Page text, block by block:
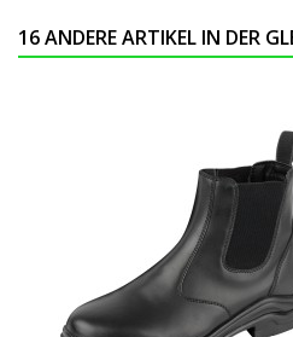
16 ANDERE ARTIKEL IN DER